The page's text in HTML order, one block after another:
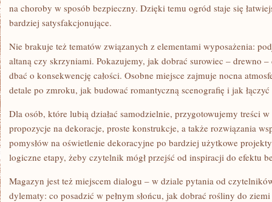
na choroby w sposób bezpieczny. Dzięki temu ogród staje się
bardziej satysfakcjonujące.
Nie brakuje też tematów związanych z elementami wyposażenia:
altaną czy skrzyniami. Pokazujemy, jak dobrać surowiec – drewno
dbać o konsekwencję całości. Osobne miejsce zajmuje nocna
detale po zmroku, jak budować romantyczną scenografię i jak
Dla osób, które lubią działać samodzielnie, przygotowujemy treści
propozycje na dekoracje, proste konstrukcje, a także rozwiązania
pomysłów na oświetlenie dekoracyjne po bardziej użytkowe
logiczne etapy, żeby czytelnik mógł przejść od inspiracji do efektu
Magazyn jest też miejscem dialogu – w dziale pytania od
dylematy: co posadzić w pełnym słońcu, jak dobrać rośliny do